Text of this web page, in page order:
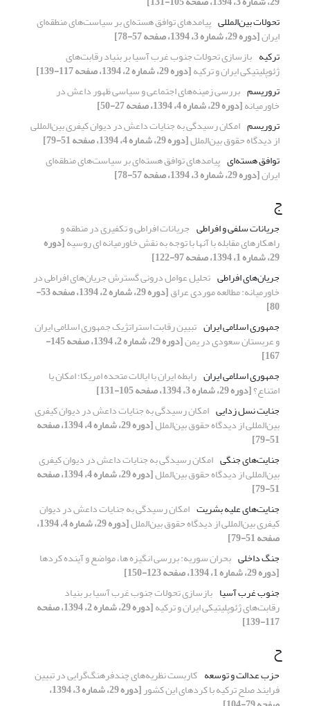
تحولات بین‌المللی پیامدهای توافق هسته‌ای بر سیاست‌های منطقه‌ای
ایران[دوره 29، شماره 3، 1394، صفحه 57-78]
ترکیه بازسازی تحولات جنوب غرب آسیا بر بنیاد رقابت‌های
ژئوپلیتیکی ایران و ترکیه[دوره 29، شماره 2، 1394، صفحه 117-139]
تروریسم بررسی زمینه‌های اجتماعی و سیاسی ظهور داعش در
خاورمیانه[دوره 29، شماره 4، 1394، صفحه 27-50]
تروریسم امکان رسیدگی به جنایات داعش در دیوان کیفری بین‌المللی
از دیدگاه حقوق بین‌الملل[دوره 29، شماره 4، 1394، صفحه 51-79]
توافق هسته‌ای پیامدهای توافق هسته‌ای بر سیاست‌های منطقه‌ای
ایران[دوره 29، شماره 3، 1394، صفحه 57-78]
ج
جریانات سلفی و افراطی جریانات افراطی و تکفیری در منطقه و
راهکارهای مقابله با آنها با توجه به نقش خاورمیانه ای روسیه[دوره
29، شماره 1، 1394، صفحه 97-122]
جریان‌های افراطی تحلیل عوامل درونی گسترش جریان‌های افراطی در
خاورمیانه: مطالعه موردی عراق [دوره 29، شماره 2، 1394، صفحه 53-
80]
جمهوری اسلامی ایران تبیین رقابت استراتژیک جمهوری اسلامی ایران
و عربستان سعودی در یمن [دوره 29، شماره 2، 1394، صفحه 145-
167]
جمهوری اسلامی ایران رابطه ایران با ایالات متحده امریکا؛ امکان یا
امتناع؟[دوره 29، شماره 3، 1394، صفحه 105-131]
جنایت نسل زدایی امکان رسیدگی به جنایات داعش در دیوان کیفری
بین‌المللی از دیدگاه حقوق بین‌الملل [دوره 29، شماره 4، 1394، صفحه
51-79]
جنایت‌های جنگی امکان رسیدگی به جنایات داعش در دیوان کیفری
بین‌المللی از دیدگاه حقوق بین‌الملل [دوره 29، شماره 4، 1394، صفحه
51-79]
جنایت‌های علیه بشریت امکان رسیدگی به جنایات داعش در دیوان
کیفری بین‌المللی از دیدگاه حقوق بین‌الملل [دوره 29، شماره 4، 1394،
صفحه 51-79]
جنگ داخلی بحران سوریه: بررسی انگیزه ها، مواضع و آینده کردها
[دوره 29، شماره 1، 1394، صفحه 123-150]
جنوب غرب آسیا بازسازی تحولات جنوب غرب آسیا بر بنیاد
رقابت‌های ژئوپلیتیکی ایران و ترکیه [دوره 29، شماره 2، 1394، صفحه
117-139]
ح
حزب عدالت و توسعه کاربست نظریه‌های چندفرهنگ‌گرایی در تبیین
فرایند صلح ترکیه با کردهای این کشور [دوره 29، شماره 3، 1394،